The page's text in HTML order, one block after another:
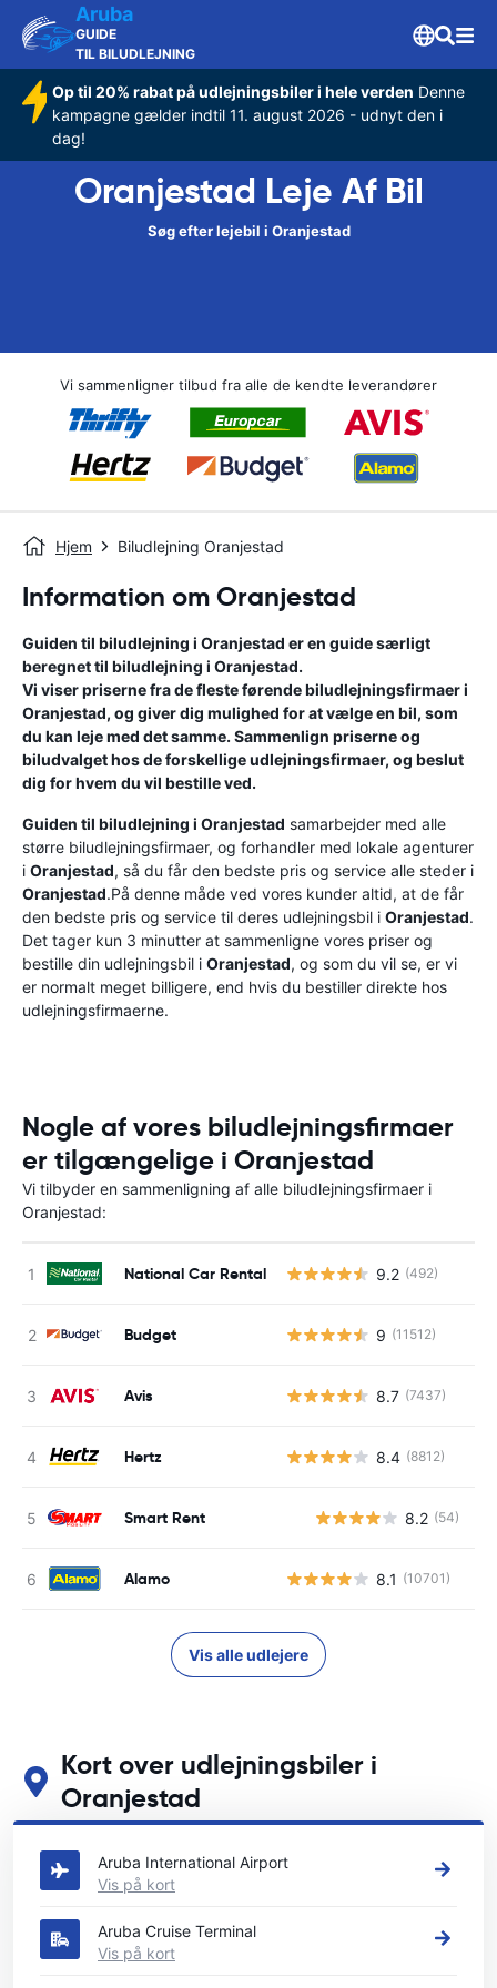
Aruba
GUIDE
TIL BILUDLEJNING
Op til 20% rabat på udlejningsbiler i hele verden Denne
kampagne gælder indtil 11. august 2026 - udnyt den i
dag!
Oranjestad Leje Af Bil
Søg efter lejebil i Oranjestad
Vi sammenligner tilbud fra alle de kendte leverandører
Hjem Biludlejning Oranjestad
Information om Oranjestad
Guiden til biludlejning i Oranjestad er en guide særligt
beregnet til biludlejning i Oranjestad.
Vi viser priserne fra de fleste førende biludlejningsfirmaer i
Oranjestad, og giver dig mulighed for at vælge en bil, som
du kan leje med det samme. Sammenlign priserne og
biludvalget hos de forskellige udlejningsfirmaer, og beslut
dig for hvem du vil bestille ved.
Guiden til biludlejning i Oranjestad samarbejder med alle
større biludlejningsfirmaer, og forhandler med lokale agenturer
i Oranjestad, så du får den bedste pris og service alle steder i
Oranjestad.På denne måde ved vores kunder altid, at de får
den bedste pris og service til deres udlejningsbil i Oranjestad.
Det tager kun 3 minutter at sammenligne vores priser og
bestille din udlejningsbil i Oranjestad, og som du vil se, er vi
er normalt meget billigere, end hvis du bestiller direkte hos
udlejningsfirmaerne.
Nogle af vores biludlejningsfirmaer
er tilgængelige i Oranjestad
Vi tilbyder en sammenligning af alle biludlejningsfirmaer i
Oranjestad:
National Car Rental 9.2 (492)
Budget 9 (11512)
Avis 8.7 (7437)
Hertz 8.4 (8812)
Smart Rent 8.2 (54)
Alamo 8.1 (10701)
Vis alle udlejere
Kort over udlejningsbiler i
Oranjestad
Se vores vigtigste biludlejningssteder i Oranjestad
Aruba International Airport
Vis på kort
Aruba Cruise Terminal
Vis på kort